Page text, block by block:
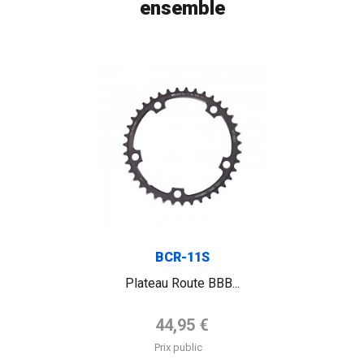
ensemble
BCR-11S
Plateau Route BBB...
Prix de base
44,95 €
Prix public